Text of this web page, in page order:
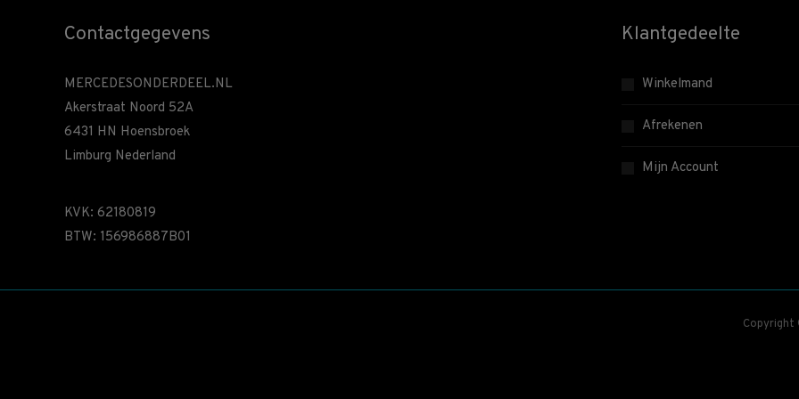
Contactgegevens
MERCEDESONDERDEEL.NL
Akerstraat Noord 52A
6431 HN Hoensbroek
Limburg Nederland
KVK: 62180819
BTW: 156986887B01
Klantgedeelte
Winkelmand
Afrekenen
Mijn Account
Copyright